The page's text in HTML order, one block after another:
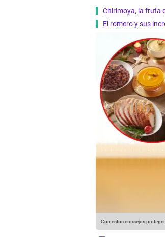
Chirimoya, la fruta
El romero y sus
Con estos consejos